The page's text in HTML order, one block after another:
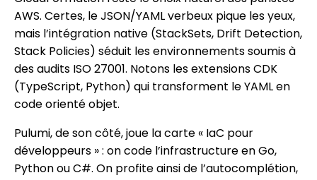
AWS. Certes, le JSON/YAML verbeux pique les yeux,
mais l’intégration native (StackSets, Drift Detection,
Stack Policies) séduit les environnements soumis à
des audits ISO 27001. Notons les extensions CDK
(TypeScript, Python) qui transforment le YAML en
code orienté objet.
Pulumi, de son côté, joue la carte « IaC pour
développeurs » : on code l’infrastructure en Go,
Python ou C#. On profite ainsi de l’autocomplétion,